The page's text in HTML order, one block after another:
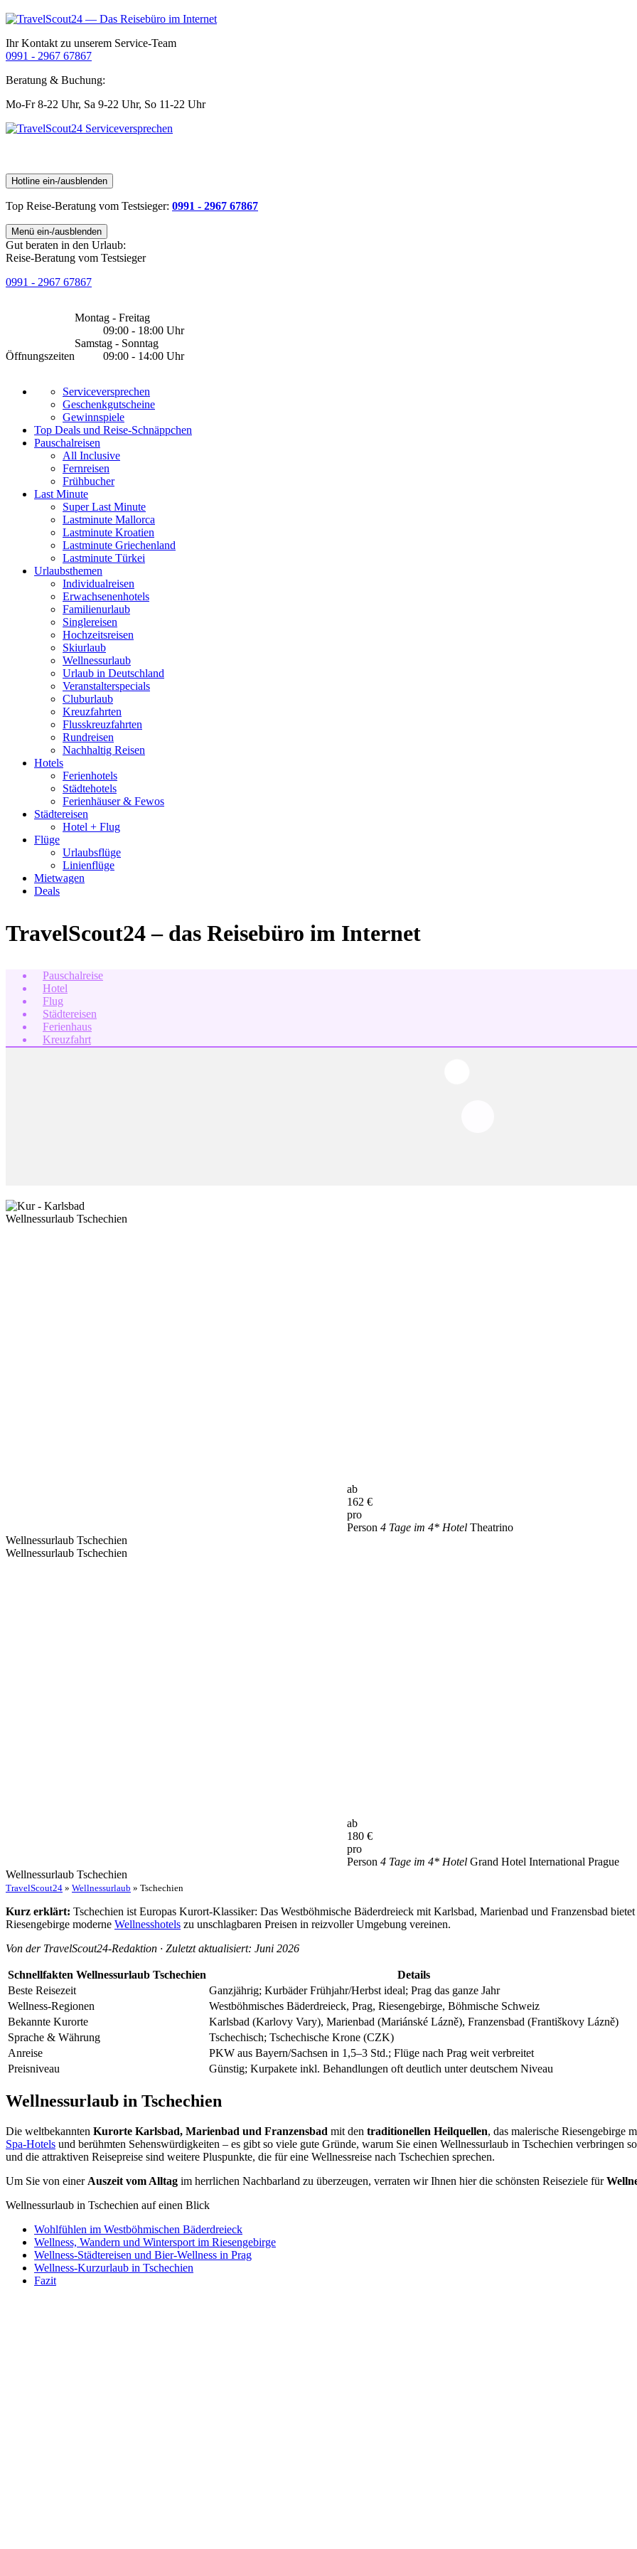
Ihr Kontakt zu unserem Service-Team
0991 - 2967 67867
Beratung & Buchung:
Mo-Fr 8-22 Uhr, Sa 9-22 Uhr, So 11-22 Uhr
Hotline ein-/ausblenden
Top Reise-Beratung vom Testsieger: 0991 - 2967 67867
Menü ein-/ausblenden
Gut beraten in den Urlaub:
Reise-Beratung vom Testsieger
0991 - 2967 67867
Öffnungszeiten
Montag - Freitag
09:00 - 18:00 Uhr
Samstag - Sonntag
09:00 - 14:00 Uhr
Serviceversprechen
Geschenkgutscheine
Gewinnspiele
Top Deals und Reise-Schnäppchen
Pauschalreisen
All Inclusive
Fernreisen
Frühbucher
Last Minute
Super Last Minute
Lastminute Mallorca
Lastminute Kroatien
Lastminute Griechenland
Lastminute Türkei
Urlaubsthemen
Individualreisen
Erwachsenenhotels
Familienurlaub
Singlereisen
Hochzeitsreisen
Skiurlaub
Wellnessurlaub
Urlaub in Deutschland
Veranstalterspecials
Cluburlaub
Kreuzfahrten
Flusskreuzfahrten
Rundreisen
Nachhaltig Reisen
Hotels
Ferienhotels
Städtehotels
Ferienhäuser & Fewos
Städtereisen
Hotel + Flug
Flüge
Urlaubsflüge
Linienflüge
Mietwagen
Deals
TravelScout24 – das Reisebüro im Internet
Pauschalreise
Hotel
Flug
Städtereisen
Ferienhaus
Kreuzfahrt
Wellnessurlaub Tschechien
ab
162 €
pro
Person 4 Tage im 4* Hotel Theatrino
Wellnessurlaub Tschechien
Wellnessurlaub Tschechien
ab
180 €
pro
Person 4 Tage im 4* Hotel Grand Hotel International Prague
Wellnessurlaub Tschechien
TravelScout24 » Wellnessurlaub » Tschechien
Kurz erklärt: Tschechien ist Europas Kurort-Klassiker: Das Westböhmische Bäderdreieck mit Karlsbad, Marienbad und Franzensbad
Riesengebirge moderne Wellnesshotels zu unschlagbaren Preisen in reizvoller Umgebung vereinen.
Von der TravelScout24-Redaktion · Zuletzt aktualisiert: Juni 2026
Schnellfakten Wellnessurlaub Tschechien
Details
Beste Reisezeit
Ganzjährig; Kurbäder Frühjahr/Herbst ideal; Prag das ganze Jahr
Wellness-Regionen
Westböhmisches Bäderdreieck, Prag, Riesengebirge, Böhmische Schweiz
Bekannte Kurorte
Karlsbad (Karlovy Vary), Marienbad (Mariánské Lázně), Franzensbad (Františkovy Lázně)
Sprache & Währung
Tschechisch; Tschechische Krone (CZK)
Anreise
PKW aus Bayern/Sachsen in 1,5–3 Std.; Flüge nach Prag weit verbreitet
Preisniveau
Günstig; Kurpakete inkl. Behandlungen oft deutlich unter deutschem Niveau
Wellnessurlaub in Tschechien
Die weltbekannten Kurorte Karlsbad, Marienbad und Franzensbad mit den traditionellen Heilquellen, das malerische Riesengebirge
Spa-Hotels und berühmten Sehenswürdigkeiten – es gibt so viele gute Gründe, warum Sie einen Wellnessurlaub in Tschechien verbringen
und die attraktiven Reisepreise sind weitere Pluspunkte, die für eine Wellnessreise nach Tschechien sprechen.
Um Sie von einer Auszeit vom Alltag im herrlichen Nachbarland zu überzeugen, verraten wir Ihnen hier die schönsten Reiseziele für
Wellnessurlaub in Tschechien auf einen Blick
Wohlfühlen im Westböhmischen Bäderdreieck
Wellness, Wandern und Wintersport im Riesengebirge
Wellness-Städtereisen und Bier-Wellness in Prag
Wellness-Kurzurlaub in Tschechien
Fazit